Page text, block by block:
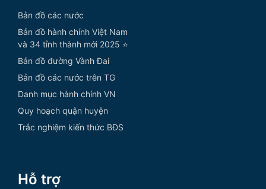
Bản đồ các nước
Bản đồ hành chính Việt Nam
và 34 tỉnh thành mới 2025 ⭐
Bản đồ đường Vành Đai
Bản đồ các nước trên TG
Danh mục hành chính VN
Quy hoạch quận huyện
Trắc nghiệm kiến thức BĐS
Hỗ trợ